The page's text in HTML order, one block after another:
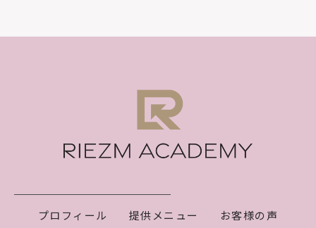
プロフィール 提供メニュー
お客様の声